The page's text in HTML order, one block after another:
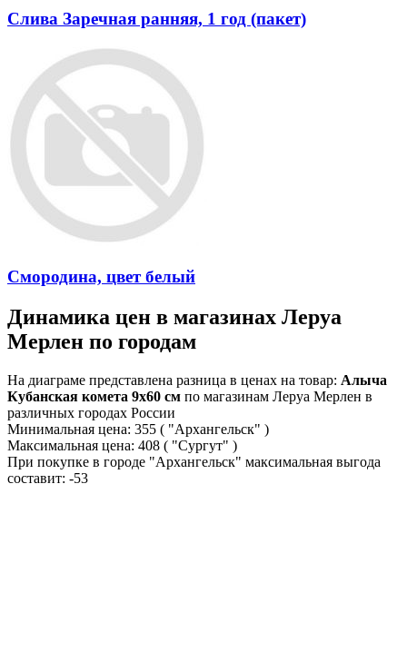
Слива Заречная ранняя, 1 год (пакет)
Смородина, цвет белый
Динамика цен в магазинах Леруа
Мерлен по городам
На диаграме представлена разница в ценах на товар: Алыча
Кубанская комета 9x60 см по магазинам Леруа Мерлен в
различных городах России
Минимальная цена: 355 ( "Архангельск" )
Максимальная цена: 408 ( "Сургут" )
При покупке в городе "Архангельск" максимальная выгода
составит: -53